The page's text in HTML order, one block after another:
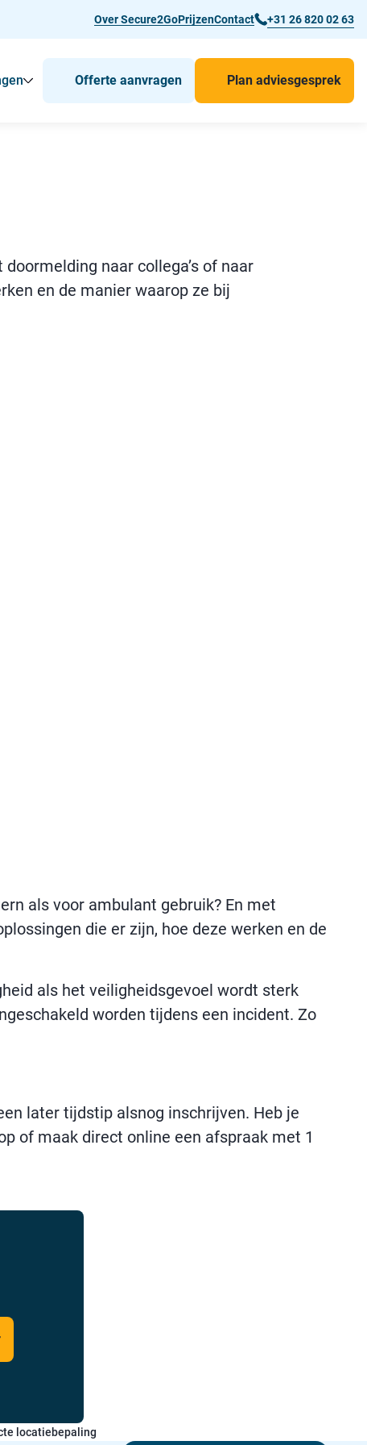
Over Secure2GoPrijzenContact +31 26 820 02 63
Man-down & BHV Alarmering
Submenu voor Voor wie
Toon Submenu voor Toepassingen
Offerte aanvragen Plan adviesgesprek
naar collega’s of naar
en de manier waarop ze bij
als voor ambulant gebruik? En met
die er zijn, hoe deze werken en de
als het veiligheidsgevoel wordt sterk
worden tijdens een incident. Zo
later tijdstip alsnog inschrijven. Heb je
of maak direct online een afspraak met 1
locatiebepaling